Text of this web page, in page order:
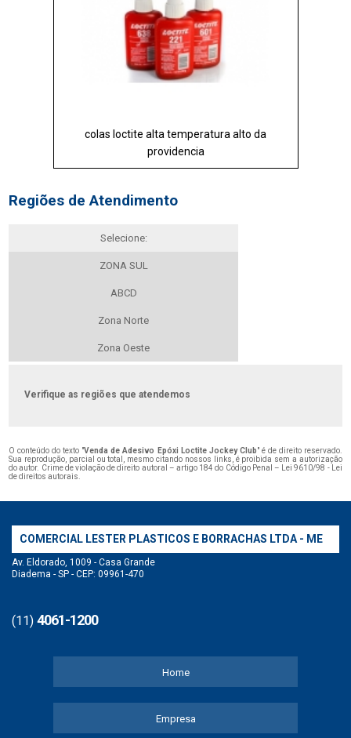
colas loctite alta temperatura alto da
providencia
Regiões de Atendimento
Selecione:
ZONA SUL
ABCD
Zona Norte
Zona Oeste
Verifique as regiões que atendemos
O conteúdo do texto "Venda de Adesivo Epóxi Loctite Jockey Club" é de direito reservado.
Sua reprodução, parcial ou total, mesmo citando nossos links, é proibida sem a autorização
do autor. Crime de violação de direito autoral – artigo 184 do Código Penal –
Lei 9610/98 - Lei
de direitos autorais
COMERCIAL LESTER PLASTICOS E BORRACHAS LTDA - ME
Av. Eldorado, 1009 - Casa Grande
Diadema - SP - CEP: 09961-470
(11) 4061-1200
Home
Empresa